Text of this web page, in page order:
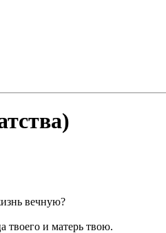
вечную?
твоего и матерь твою.